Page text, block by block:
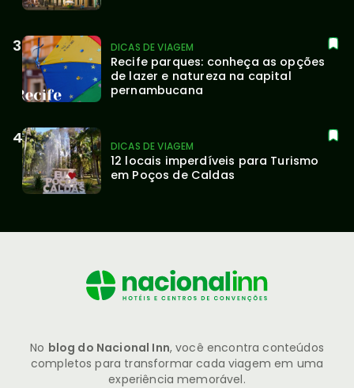
DICAS DE VIAGEM
Recife parques: conheça as opções
de lazer e natureza na capital
pernambucana
DICAS DE VIAGEM
12 locais imperdíveis para Turismo
em Poços de Caldas
No blog do Nacional Inn, você encontra conteúdos
completos para transformar cada viagem em uma
experiência memorável.